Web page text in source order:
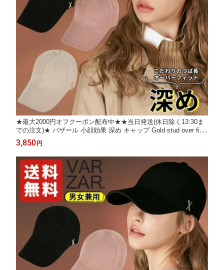
★最大2000円オフクーポン配布中★★当日発送(休日除く13:30ま
での注文)★ バザール 小顔効果 深め キャップ Gold stud over fit b
all cap ☆ 帽子 シンプル レディース 紫外線対策 無地 韓国ファッ
ション 韓国ブランド VARZAR【正規販売店/関税込/送料無料】
3,850 円